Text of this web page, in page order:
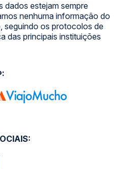
dados estejam sempre
nenhuma informação do
seguindo os protocolos de
das principais instituições